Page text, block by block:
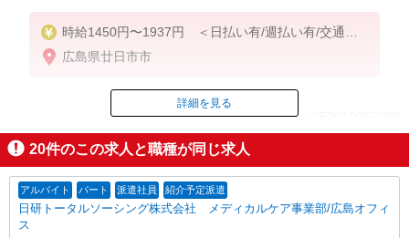
時給1450円〜1937円 ＜日払い有/週払い有/交通費
全支給(ガソリン代含む)＞
広島県廿日市市
ID：AE0610052299
掲載期間終了
詳細を見る
20件のこの求人と職種が同じ求人
アルバイト パート 派遣社員 紹介予定派遣
日研トータルソーシング株式会社 メディカルケア事業部/広島オフィ
ス